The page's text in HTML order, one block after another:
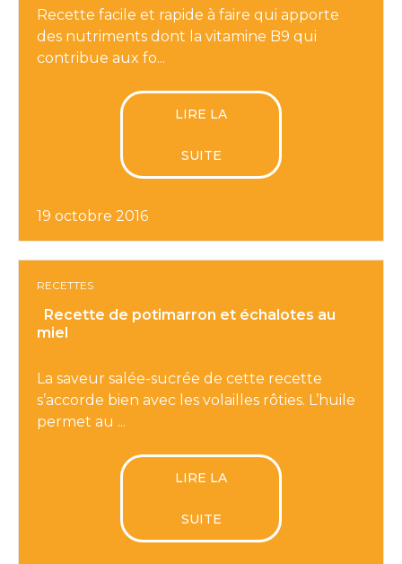
Recette facile et rapide à faire qui apporte
des nutriments dont la vitamine B9 qui
contribue aux fo...
LIRE LA
SUITE
19 octobre 2016
RECETTES
Recette de potimarron et échalotes au
miel
La saveur salée-sucrée de cette recette
s’accorde bien avec les volailles rôties. L’huile
permet au ...
LIRE LA
SUITE